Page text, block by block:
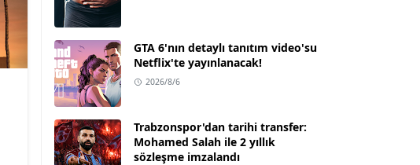
GTA 6'nın detaylı tanıtım video'su
Netflix'te yayınlanacak!
2026/8/6
Trabzonspor'dan tarihi transfer:
Mohamed Salah ile 2 yıllık
sözleşme imzalandı